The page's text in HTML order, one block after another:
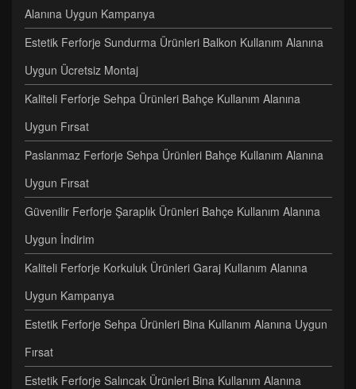
Alanına Uygun Kampanya
Estetik Ferforje Sundurma Ürünleri Balkon Kullanım Alanına
Uygun Ücretsiz Montaj
Kaliteli Ferforje Sehpa Ürünleri Bahçe Kullanım Alanına
Uygun Fırsat
Paslanmaz Ferforje Sehpa Ürünleri Bahçe Kullanım Alanına
Uygun Fırsat
Güvenilir Ferforje Şaraplık Ürünleri Bahçe Kullanım Alanına
Uygun İndirim
Kaliteli Ferforje Korkuluk Ürünleri Garaj Kullanım Alanına
Uygun Kampanya
Estetik Ferforje Sehpa Ürünleri Bina Kullanım Alanına Uygun
Fırsat
Estetik Ferforje Salıncak Ürünleri Bina Kullanım Alanına